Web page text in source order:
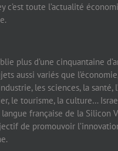
c’est toute l’actualité
plus d’une cinquantaine
aussi variés que
les sciences, la santé,
le tourisme, la culture…
française de la Silicon
de promouvoir